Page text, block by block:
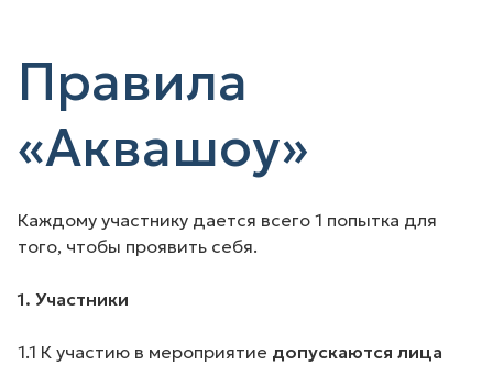
Правила
«Аквашоу»
Каждому участнику дается всего 1 попытка для
того, чтобы проявить себя.
1. Участники
1.1 К участию в мероприятие допускаются лица